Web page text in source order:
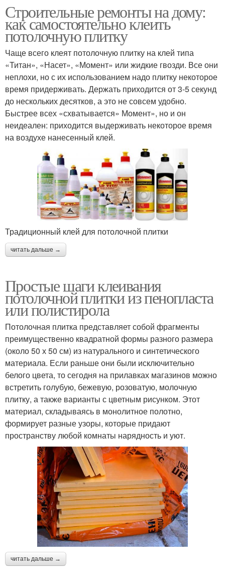
Строительные ремонты на дому:
как самостоятельно клеить
потолочную плитку
Чаще всего клеят потолочную плитку на клей типа
«Титан», «Насет», «Момент» или жидкие гвозди. Все они
неплохи, но с их использованием надо плитку некоторое
время придерживать. Держать приходится от 3-5 секунд
до нескольких десятков, а это не совсем удобно.
Быстрее всех «схватывается» Момент», но и он
неидеален: приходится выдерживать некоторое время
на воздухе нанесенный клей.
Традиционный клей для потолочной плитки
читать дальше →
Простые шаги клеивания
потолочной плитки из пенопласта
или полистирола
Потолочная плитка представляет собой фрагменты
преимущественно квадратной формы разного размера
(около 50 х 50 см) из натурального и синтетического
материала. Если раньше они были исключительно
белого цвета, то сегодня на прилавках магазинов можно
встретить голубую, бежевую, розоватую, молочную
плитку, а также варианты с цветным рисунком. Этот
материал, складываясь в монолитное полотно,
формирует разные узоры, которые придают
пространству любой комнаты нарядность и уют.
читать дальше →